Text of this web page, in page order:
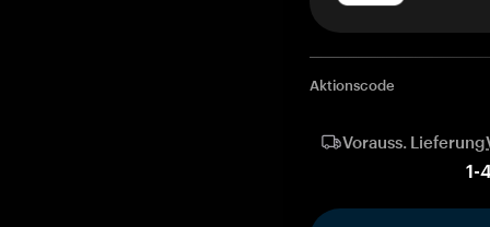
Aktionscode
Vorauss. Lieferung
1-